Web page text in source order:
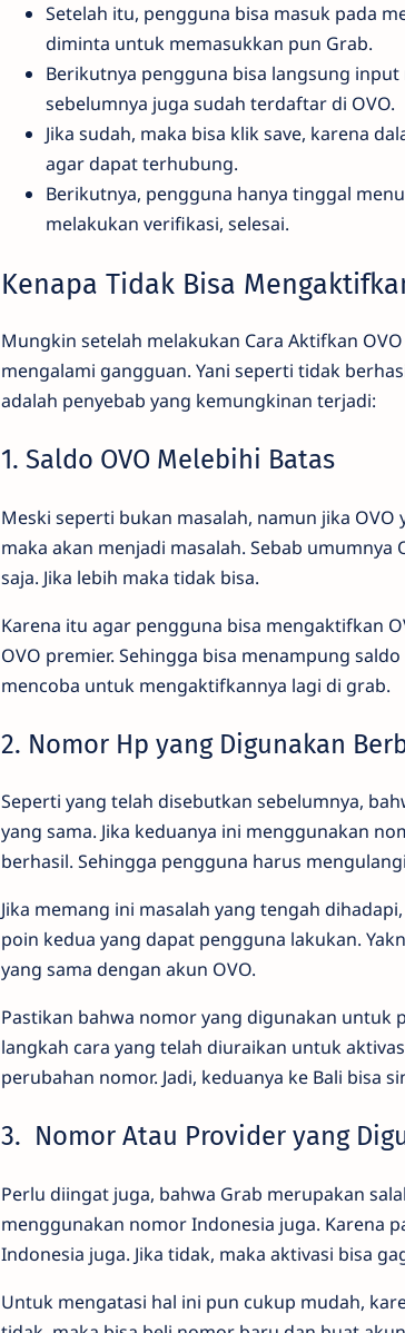
Setelah itu, pengguna bisa masuk pada
diminta untuk memasukkan pun Grab.
Berikutnya pengguna bisa langsung
sebelumnya juga sudah terdaftar di OVO.
Jika sudah, maka bisa klik save, karena
agar dapat terhubung.
Berikutnya, pengguna hanya tinggal
melakukan verifikasi, selesai.
Kenapa Tidak Bisa
Mungkin setelah melakukan Cara Aktifkan
mengalami gangguan. Yani seperti tidak
adalah penyebab yang kemungkinan terjadi:
1. Saldo OVO Melebihi Batas
Meski seperti bukan masalah, namun jika
maka akan menjadi masalah. Sebab
saja. Jika lebih maka tidak bisa.
Karena itu agar pengguna bisa mengaktifkan
OVO premier. Sehingga bisa menampung
mencoba untuk mengaktifkannya lagi di grab.
2. Nomor Hp yang Digunakan
Seperti yang telah disebutkan sebelumnya,
yang sama. Jika keduanya ini menggunakan
berhasil. Sehingga pengguna harus
Jika memang ini masalah yang tengah
poin kedua yang dapat pengguna lakukan.
yang sama dengan akun OVO.
Pastikan bahwa nomor yang digunakan untuk
langkah cara yang telah diuraikan untuk
perubahan nomor. Jadi, keduanya ke Bali bisa
3. Nomor Atau Provider yang
Perlu diingat juga, bahwa Grab merupakan
menggunakan nomor Indonesia juga. Karena
Indonesia juga. Jika tidak, maka aktivasi bisa
Untuk mengatasi hal ini pun cukup mudah,